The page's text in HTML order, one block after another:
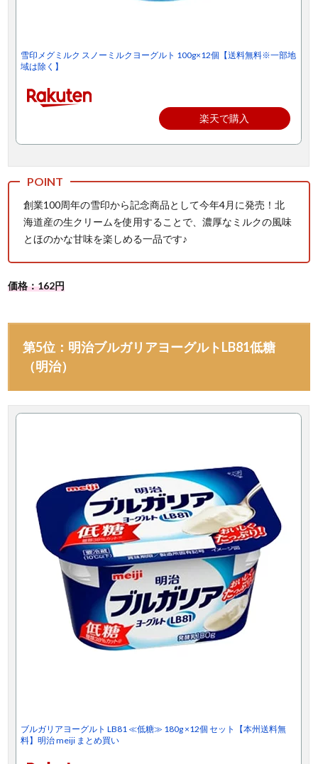
雪印メグミルク スノーミルクヨーグルト 100g×12個【送料無料※一部地
域は除く】
楽天で購入
創業100周年の雪印から記念商品として今年4月に発売！北
海道産の生クリームを使用することで、濃厚なミルクの風味
とほのかな甘味を楽しめる一品です♪
価格：162円
第5位：明治ブルガリアヨーグルトLB81低糖
（明治）
ブルガリアヨーグルト LB81 ≪低糖≫ 180g ×12個 セット【本州送料無
料】明治 meiji まとめ買い